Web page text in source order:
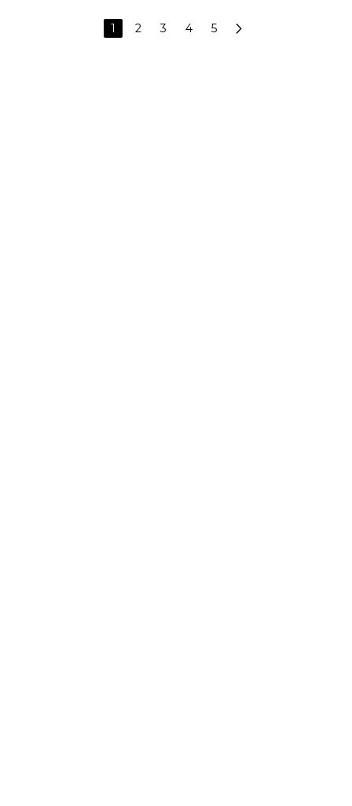
1 2 3 4 5